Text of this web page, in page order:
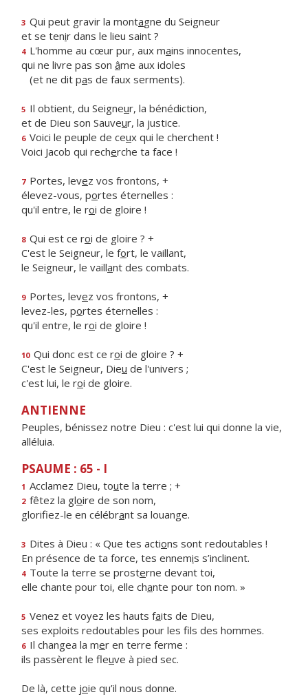
3 Qui peut gravir la montagne du Seigneur
et se tenir dans le lieu saint ?
4 L'homme au cœur pur, aux mains innocentes,
qui ne livre pas son âme aux idoles
(et ne dit pas de faux serments).
5 Il obtient, du Seigneur, la bénédiction,
et de Dieu son Sauveur, la justice.
6 Voici le peuple de ceux qui le cherchent !
Voici Jacob qui recherche ta face !
7 Portes, levez vos frontons, +
élevez-vous, portes éternelles :
qu'il entre, le roi de gloire !
8 Qui est ce roi de gloire ? +
C'est le Seigneur, le fort, le vaillant,
le Seigneur, le vaillant des combats.
9 Portes, levez vos frontons, +
levez-les, portes éternelles :
qu'il entre, le roi de gloire !
10 Qui donc est ce roi de gloire ? +
C'est le Seigneur, Dieu de l'univers ;
c'est lui, le roi de gloire.
ANTIENNE
Peuples, bénissez notre Dieu : c'est lui qui donne la vie,
alléluia.
PSAUME : 65 - I
1 Acclamez Dieu, toute la terre ; +
2 fêtez la gloire de son nom,
glorifiez-le en célébrant sa louange.
3 Dites à Dieu : « Que tes actions sont redoutables !
En présence de ta force, tes ennemis s’inclinent.
4 Toute la terre se prosterne devant toi,
elle chante pour toi, elle chante pour ton nom. »
5 Venez et voyez les hauts faits de Dieu,
ses exploits redoutables pour les fls des hommes.
6 Il changea la mer en terre ferme :
ils passèrent le fleuve à pied sec.
De là, cette joie qu’il nous donne.